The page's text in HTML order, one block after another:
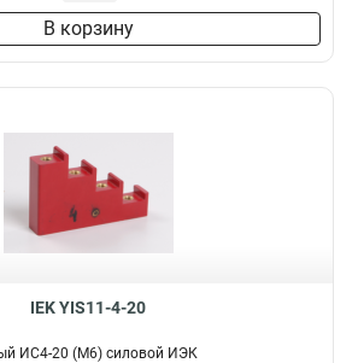
В корзину
IEK YIS11-4-20
ИС4-20 (М6) силовой ИЭК